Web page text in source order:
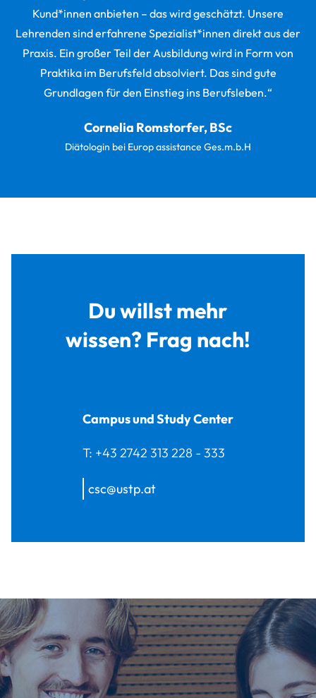
Kund*innen anbieten – das wird geschätzt. Unsere
Lehrenden sind erfahrene Spezialist*innen direkt aus der
Praxis. Ein großer Teil der Ausbildung wird in Form von
Praktika im Berufsfeld absolviert. Das sind gute
Grundlagen für den Einstieg ins Berufsleben.“
Cornelia Romstorfer, BSc
Diätologin bei Europ assistance Ges.m.b.H
Du willst mehr
wissen? Frag nach!
Campus und Study Center
T: +43 2742 313 228 - 333
csc@ustp.at